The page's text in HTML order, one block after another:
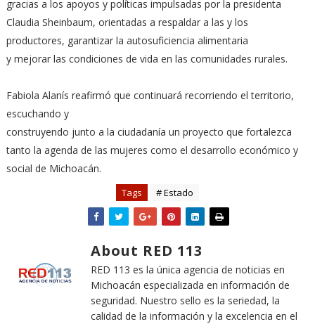
gracias a los apoyos y políticas impulsadas por la presidenta
Claudia Sheinbaum, orientadas a respaldar a las y los
productores, garantizar la autosuficiencia alimentaria
y mejorar las condiciones de vida en las comunidades rurales.
Fabiola Alanís reafirmó que continuará recorriendo el territorio,
escuchando y
construyendo junto a la ciudadanía un proyecto que fortalezca
tanto la agenda de las mujeres como el desarrollo económico y
social de Michoacán.
Tags # Estado
About RED 113
RED 113 es la única agencia de noticias en
Michoacán especializada en información de
seguridad. Nuestro sello es la seriedad, la
calidad de la información y la excelencia en el